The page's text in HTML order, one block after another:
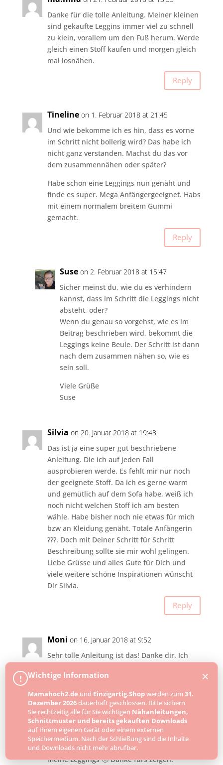
Danke für die tolle Anleitung. Meiner kleinen
sind gekaufte Leggins immer viel zu schnell
zu klein, vorallem um den Fuß herum. Werde
gleich einen Stoff kaufen und morgen gleich
mal losnähen.
Reply
Tineline on 1. Februar 2018 at 21:45
Und wie bekomme ich es hin, dass es vorne
im Schritt nicht bollerig wird? Das habe ich
nicht ganz verstanden. Machst du das vor
dem zusammennähen oder später?
Habe schon eine Leggings nun genäht und
finde es super. Mega Anfängergeeignet. Habs
mit einem normalem breitem Gummi
gemacht.
Reply
Suse on 2. Februar 2018 at 15:47
Sicher meinst du, wie du es verhindern
kannst, dass im Schritt die Leggings nicht
absteht, oder?
Wenn du genau so vorgehst, wie es im
Beitrag beschrieben wird, bekommt die
Leggings keine Beule. Der Schritt ist dann
nach dem zusammen nähen so, wie es
sein soll.
Viele Grüße
Suse
Silvia on 20. Januar 2018 at 19:43
Das ist ja eine super gut beschriebene
Anleitung. Die ich auf jeden Fall
ausprobieren werde. Es fehlt mir nur noch
der geeignete Stoff. Da ich es gerne warm
und gemütlich auf dem Sofa habe, weiß ich
noch nicht welchen Stoff ich am besten
wähle. Habe bisher noch nie etwas für mich
bzw an Kleidung genäht. Totale Anfängerin
???. Doch mit Deiner Schritt für Schritt
Beschreibung sollte sie mir wohl gelingen.
Liebe Grüsse und alles Gute für Dich und
viele weitere schöne Inspirationen wünscht
Dir Silvia.
Reply
Moni on 16. Januar 2018 at 9:52
Sehr tolle Anleitung ist das! Danke dir. Ich
eine Leggins genäht – Toll!
Reply
Nähoma-moni on 19. Oktober 2017 at 11:20
Super erklärt, auf diese weise nähe ich auch
meine Leggings 🙂 Danke fürs zeigen.
! Wichtige Information
Mamahoch2.de und Einzigartig.Shopwerden zum 31.
Dezember 2026dauerhaft geschlossen. Bitte sichern
Sie rechtzeitig alle für Sie wichtigen Nähanleitungen,
Schnittmuster und bereits gekauften Downloads
auf Ihrem eigenen Gerät oder einem externen
Speichermedium. Nach der Schließung sind die Inhalte
und Downloads nicht mehr abrufbar.
×